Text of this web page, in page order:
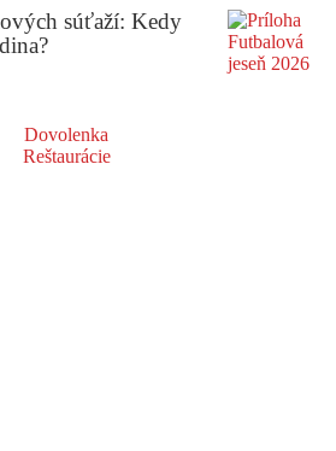
súťaží: Kedy
Dovolenka
Reštaurácie